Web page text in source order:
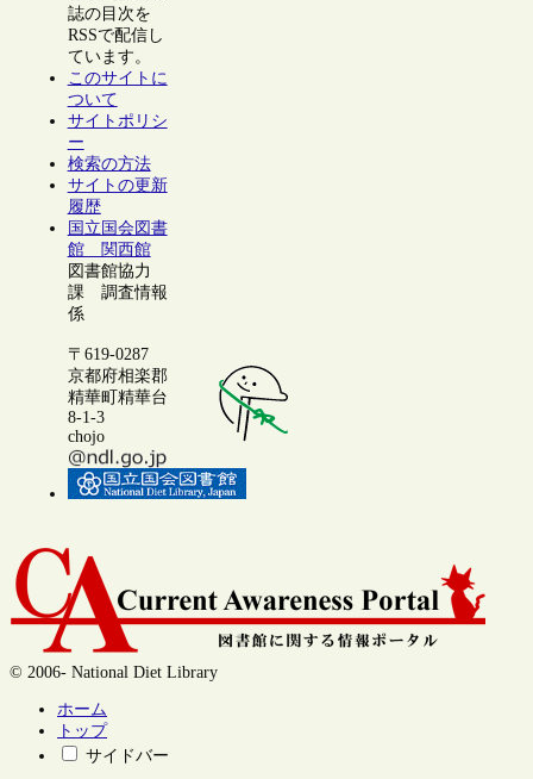
誌の目次を
RSSで配信し
ています。
このサイトに
ついて
サイトポリシ
ー
検索の方法
サイトの更新
履歴
国立国会図書
館 関西館
図書館協力
課 調査情報
係
〒619-0287
京都府相楽郡
精華町精華台
8-1-3
chojo
© 2006- National Diet Library
ホーム
トップ
サイドバー